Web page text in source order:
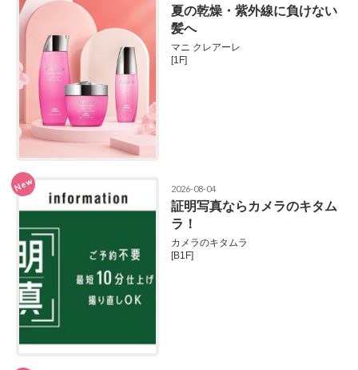
夏の乾燥・紫外線に負けない
髪へ
マニ クレアーレ
[1F]
New 2026-08-04
証明写真ならカメラのキタム
ラ！
カメラのキタムラ
[B1F]